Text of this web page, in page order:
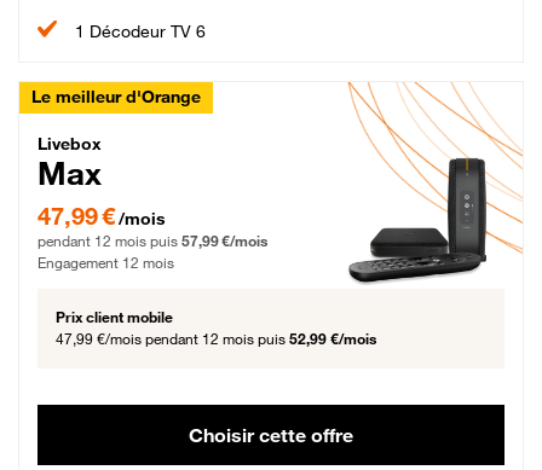
1 Décodeur TV 6
Le meilleur d'Orange
Livebox Max Fibre
Livebox
Max
47,99 € par mois pendant 12 mois puis 57,99 € par mois, Engagement 12 mois
47,99 €/mois
pendant 12 mois puis 57,99 €/mois
Engagement 12 mois
Prix client mobile
47,99 €/mois pendant 12 mois puis 52,99 €/mois
Choisir cette offre